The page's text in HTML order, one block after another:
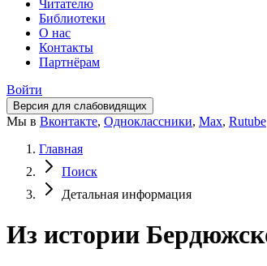
Читателю
Библиотеки
О нас
Контакты
Партнёрам
Войти
Версия для слабовидящих
Мы в Вконтакте, Одноклассники, Max, Rutube
Главная
Поиск
Детальная информация
Из истории